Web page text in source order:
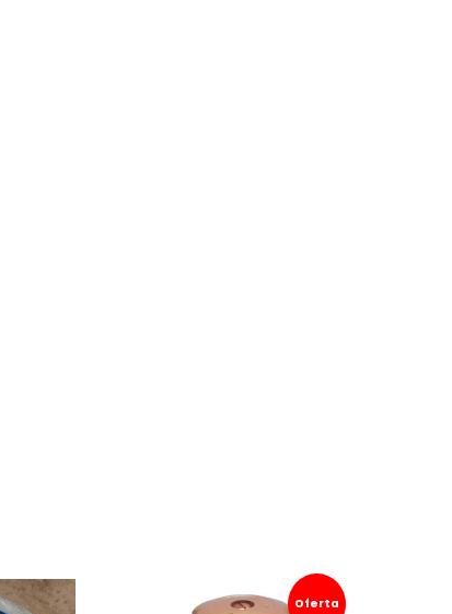
Oferta